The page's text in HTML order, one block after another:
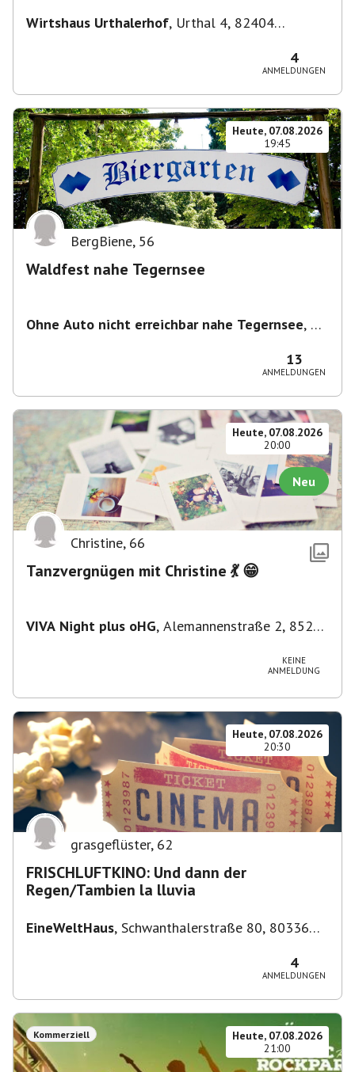
Wirtshaus Urthalerhof, Urthal 4, 82404
4
ANMELDUNGEN
Heute, 07.08.2026
19:45
BergBiene, 56
Waldfest nahe Tegernsee
Ohne Auto nicht erreichbar nahe Tegernsee, 1
13
ANMELDUNGEN
Heute, 07.08.2026
20:00
Neu
Christine, 66
Tanzvergnügen mit Christine 💃 😁
VIVA Night plus oHG, Alemannenstraße 2, 85290
KEINE
ANMELDUNG
Heute, 07.08.2026
20:30
grasgeflüster, 62
FRISCHLUFTKINO: Und dann der
Regen/Tambien la lluvia
EineWeltHaus, Schwanthalerstraße 80, 80336
4
ANMELDUNGEN
Kommerziell
Heute, 07.08.2026
21:00